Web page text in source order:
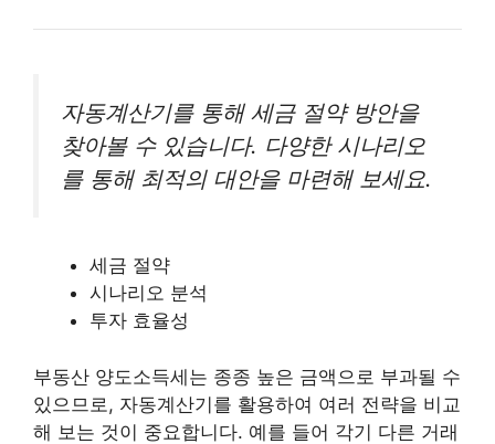
자동계산기를 통해 세금 절약 방안을
찾아볼 수 있습니다. 다양한 시나리오
를 통해 최적의 대안을 마련해 보세요.
세금 절약
시나리오 분석
투자 효율성
부동산 양도소득세는 종종 높은 금액으로 부과될 수
있으므로, 자동계산기를 활용하여 여러 전략을 비교
해 보는 것이 중요합니다. 예를 들어 각기 다른 거래